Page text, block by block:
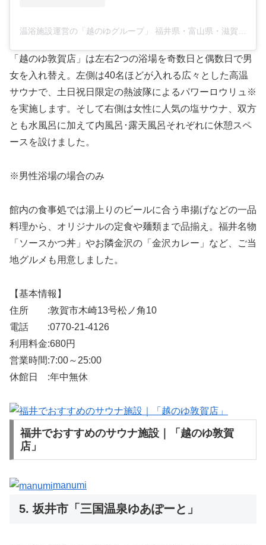
温浴施設運営の「越のゆグループ」 福井県・富山県・滋賀県(@koshinoyu.group)がシェアした投稿
「越のゆ敦賀店」は左右2つの浴場を奇数日と偶数日で男
女を入れ替え。左側は40名ほどが入れる広々とした高温
サウナで、土日祝日限定の熱波隊によるパワーロウリュ※
を実施します。そして右側は女性に人気の塩サウナ、双方
とも水風呂に加えて内風呂･露天風呂それぞれに休憩スペ
ースを設けました。
※男性浴場の場合のみ
館内の食事処では湯上りのビールに合う串揚げなどの一品
料理から、オリジナルの定食や麺類まで品揃え。福井名物
「ソースかつ丼」やお隣金沢の「金沢カレー」など、ご当
地グルメも用意しました。
【基本情報】
住所 :敦賀市木崎13号松ノ角10
電話 :0770-21-4126
利用料金:680円
営業時間:7:00～25:00
休館日 :年中無休
福井でおすすめのサウナ施設｜「越のゆ敦賀
店」
manumi
5. 坂井市「三国温泉ゆあぽーと」